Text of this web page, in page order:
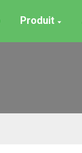
Produit